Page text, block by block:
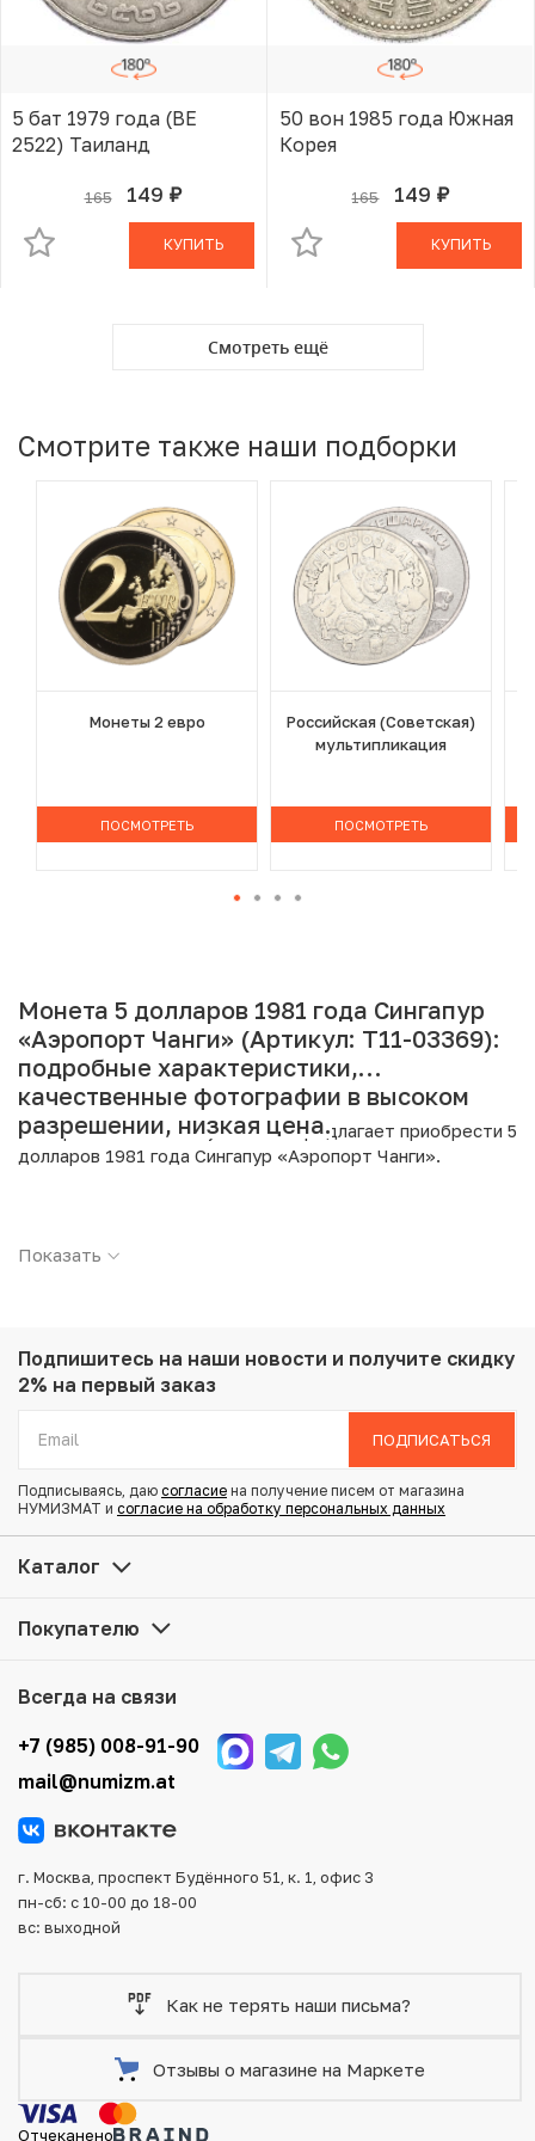
5 бат 1979 года (BE
2522) Таиланд
165 149 руб.
В КОРЗИНЕ
КУПИТЬ
50 вон 1985 года Южная
Корея
165 149 руб.
В КОРЗИНЕ
КУПИТЬ
Смотреть ещё
Смотрите также наши подборки
Монеты 2 евро
ПОСМОТРЕТЬ
Российская (Советская)
мультипликация
ПОСМОТРЕТЬ
Монета 5 долларов 1981 года Сингапур
«Аэропорт Чанги» (Артикул: T11-03369):
подробные характеристики,
качественные фотографии в высоком
разрешении, низкая цена.
Интернет магазин «Нумизмат» предлагает приобрести 5
долларов 1981 года Сингапур «Аэропорт Чанги».
Страна: Сингапур
Вес: 16.85 г
Диаметр: 33.5 мм
Состояние: UNC
Монета в оригинальной квадратной капсуле
Купить 5 долларов 1981 года Сингапур «Аэропорт Чанги»
по привлекательной цене можно в нашем интернет-
наличии на нашем складе.
того, возможен самовывоз товара из офиса магазина.
Для вашего удобства представлены несколько способов
оплаты и доставки заказа. Все отправления надежно и
тщательно упаковываются, что исключает возможность
Показать
Подпишитесь на наши новости и получите скидку
2% на первый заказ
ПОДПИСАТЬСЯ
Подписываясь, даю согласие на получение писем от магазина
НУМИЗМАТ и согласие на обработку персональных данных
Каталог
Покупателю
Всегда на связи
+7 (985) 008-91-90
mail@numizm.at
г. Москва, проспект Будённого 51, к. 1, офис 3
пн-сб: с 10-00 до 18-00
вс: выходной
Как не терять наши письма?
Отзывы о магазине на Маркете
Отчеканено